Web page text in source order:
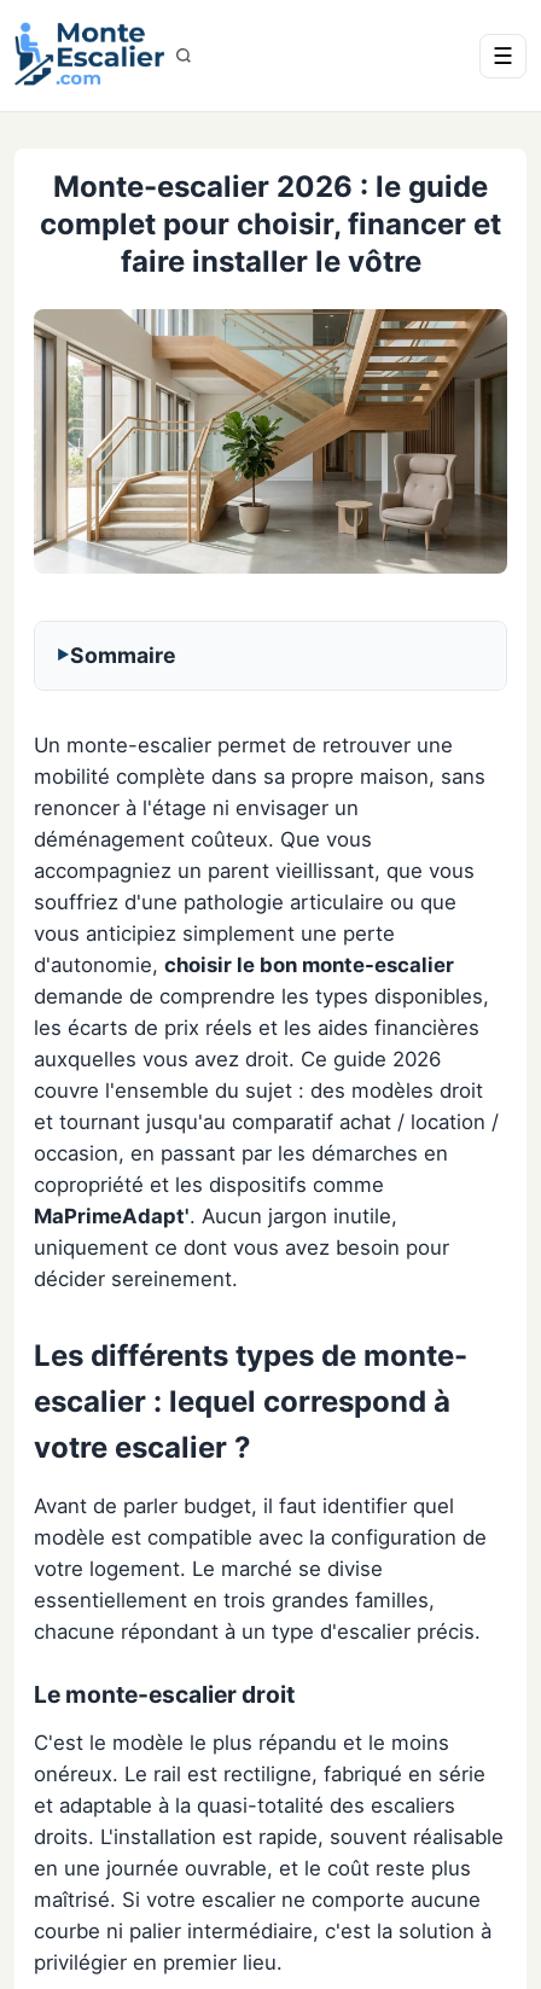
☰
Monte-escalier 2026 : le guide
complet pour choisir, financer et
faire installer le vôtre
Sommaire
Un monte-escalier permet de retrouver une
mobilité complète dans sa propre maison, sans
renoncer à l'étage ni envisager un
déménagement coûteux. Que vous
accompagniez un parent vieillissant, que vous
souffriez d'une pathologie articulaire ou que
vous anticipiez simplement une perte
d'autonomie, choisir le bon monte-escalier
demande de comprendre les types disponibles,
les écarts de prix réels et les aides financières
auxquelles vous avez droit. Ce guide 2026
couvre l'ensemble du sujet : des modèles droit
et tournant jusqu'au comparatif achat / location /
occasion, en passant par les démarches en
copropriété et les dispositifs comme
MaPrimeAdapt'. Aucun jargon inutile,
uniquement ce dont vous avez besoin pour
décider sereinement.
Les différents types de monte-
escalier : lequel correspond à
votre escalier ?
Avant de parler budget, il faut identifier quel
modèle est compatible avec la configuration de
votre logement. Le marché se divise
essentiellement en trois grandes familles,
chacune répondant à un type d'escalier précis.
Le monte-escalier droit
C'est le modèle le plus répandu et le moins
onéreux. Le rail est rectiligne, fabriqué en série
et adaptable à la quasi-totalité des escaliers
droits. L'installation est rapide, souvent réalisable
en une journée ouvrable, et le coût reste plus
maîtrisé. Si votre escalier ne comporte aucune
courbe ni palier intermédiaire, c'est la solution à
privilégier en premier lieu.